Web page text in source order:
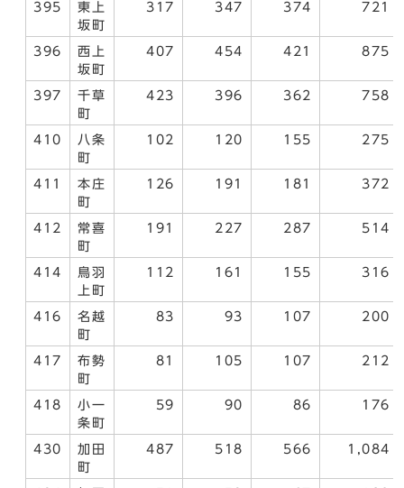
395
東上
坂町
317 347 374 721
396
西上
坂町
407 454 421 875
397
千草
町
423 396 362 758
410
八条
町
102 120 155 275
411
本庄
町
126 191 181 372
412
常喜
町
191 227 287 514
414
鳥羽
上町
112 161 155 316
416
名越
町
83 93 107 200
417
布勢
町
81 105 107 212
418
小一
条町
59 90 86 176
430
加田
町
487 518 566 1,084